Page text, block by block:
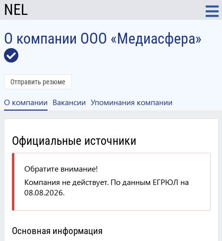
NEL
О компании ООО «Медиасфера»
Отправить резюме
О компании Вакансии Упоминания компании
Официальные источники
Обратите внимание!
Компания не действует. По данным ЕГРЮЛ на
08.08.2026.
Основная информация